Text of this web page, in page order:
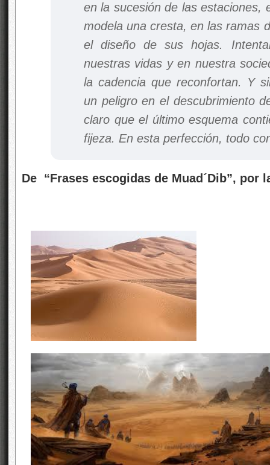
en la sucesión de las estaciones,
modela una cresta, en las ramas
el diseño de sus hojas.
nuestras vidas y en nuestra
la cadencia que reconfortan. Y
un peligro en el descubrimiento
claro que el último esquema
fijeza. En esta perfección, todo
De “Frases escogidas de Muad´Dib”, por